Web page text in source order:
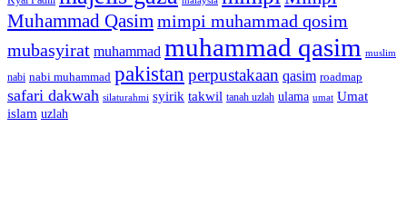
Muhammad Qasimmimpi muhammad qosim
mubasyirat muhammad muhammad qasim muslim
nabi nabi muhammad pakistan perpustakaan qasim roadmap
safari dakwah silaturahmi syirik takwil tanah uzlah ulama umat Umat
islam uzlah